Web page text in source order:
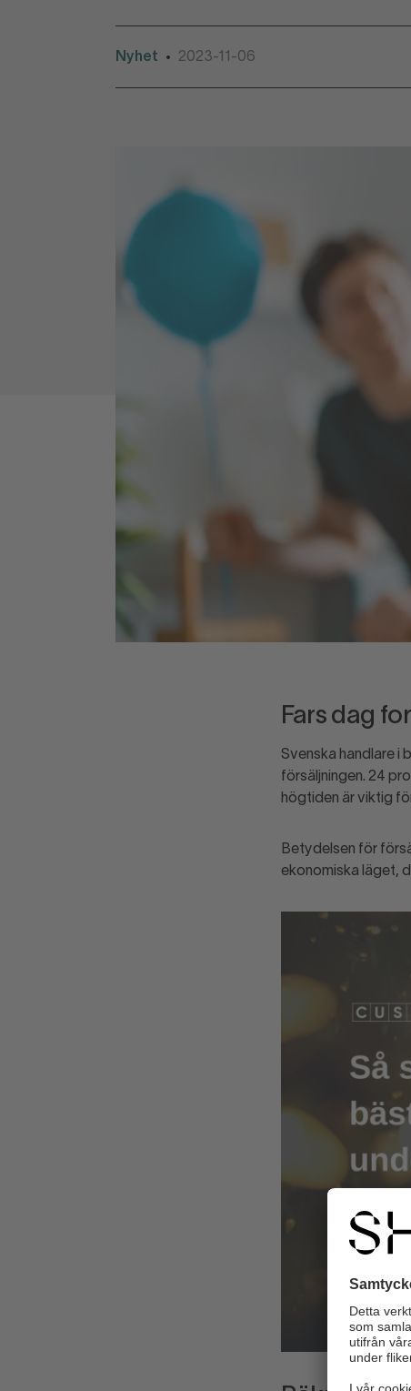
Nyhet • 2023-11-06
Fars dag
Svenska handlare i
försäljningen. 24
högtiden är viktig
Betydelsen för
ekonomiska läget,